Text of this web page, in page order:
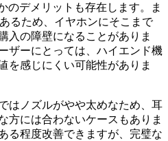
のデメリットも存在します。ま
るため、イヤホンにそこまで
入の障壁になることがありま
ザーにとっては、ハイエンド機
を感じにくい可能性がありま
はノズルがやや太めなため、耳
方には合わないケースもありま
る程度改善できますが、完璧な